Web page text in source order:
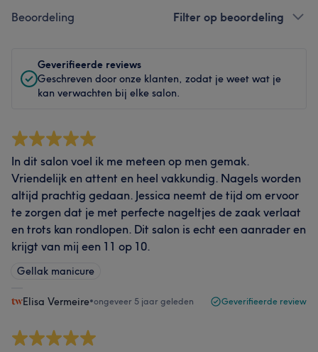
Beoordeling Filter op beoordeling
Geverifieerde reviews
Geschreven door onze klanten, zodat je weet wat je
kan verwachten bij elke salon.
In dit salon voel ik me meteen op men gemak.
Vriendelijk en attent en heel vakkundig. Nagels worden
altijd prachtig gedaan. Jessica neemt de tijd om ervoor
te zorgen dat je met perfecte nageltjes de zaak verlaat
en trots kan rondlopen. Dit salon is echt een aanrader en
krijgt van mij een 11 op 10.
Gellak manicure
Elisa Vermeire•ongeveer 5 jaar geleden Geverifieerde review